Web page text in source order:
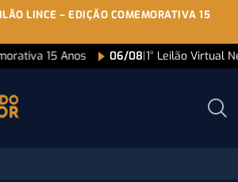
LINCE – EDIÇÃO COMEMORATIVA 15
15 Anos 06/08|1° Leilão Virtual